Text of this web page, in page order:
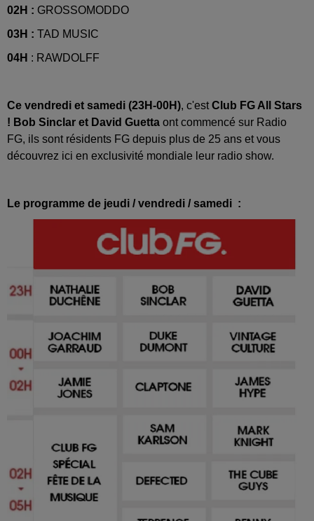
02H : GROSSOMODDO
03H : TAD MUSIC
04H : RAWDOLFF
Ce vendredi et samedi (23H-00H), c'estClub FG All Stars
! Bob Sinclar et David Guetta ont commencé sur Radio
FG, ils sont résidents FG depuis plus de 25 ans et vous
découvrez ici en exclusivité mondiale leur radio show.
Le programme de jeudi / vendredi / samedi :